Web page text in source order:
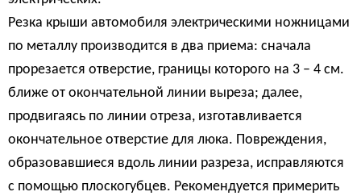
Резка крыши автомобиля электрическими ножницами
по металлу производится в два приема: сначала
прорезается отверстие, границы которого на 3 – 4 см.
ближе от окончательной линии выреза; далее,
продвигаясь по линии отреза, изготавливается
окончательное отверстие для люка. Повреждения,
образовавшиеся вдоль линии разреза, исправляются
с помощью плоскогубцев. Рекомендуется примерить